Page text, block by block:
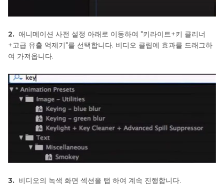
거
하
기
라
이
트
배
제
하
2. 애니메이션 사전 설정 아래로 이동하여 "키라이트+키 클리너
+고급 유출 억제기"를 선택합니다. 비디오 클립에 효과를 드래그하
여 가져옵니다.
3. 비디오의 녹색 화면 섹션을 탭 하여 계속 진행합니다.